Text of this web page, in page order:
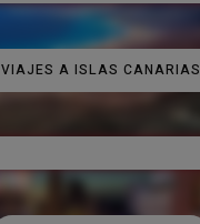
VIAJES A ISLAS CANARIAS